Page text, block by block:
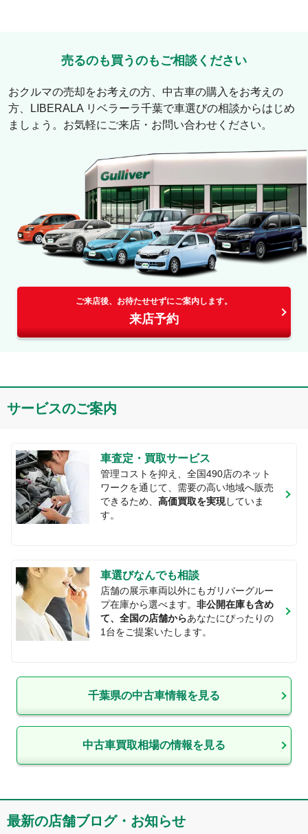
売るのも買うのもご相談ください
おクルマの売却をお考えの方、中古車の購入をお考えの
方、
LIBERALA リベラーラ千葉で車選びの相談からはじめ
ましょう。お気軽にご来店・お問い合わせください。
ご来店後、お待たせせずにご案内します。
来店予約
サービスのご案内
車査定・買取サービス
管理コストを抑え、全国490店のネット
ワークを通じて、需要の高い地域へ販売
できるため、 高価買取を実現していま
す。
車選びなんでも相談
店舗の展示車両以外にもガリバーグルー
プ在庫から選べます。 非公開在庫も含め
て、全国の店舗からあなたにぴったりの
1台をご提案いたします。
千葉県の中古車情報を見る
中古車買取相場の情報を見る
最新の店舗ブログ・お知らせ